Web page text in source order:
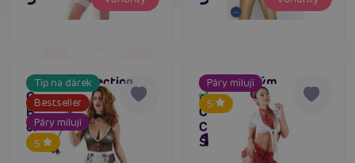
Tip na dárek
Bestseller
Páry milují
5
Cottelli Collection
Costumes Waitress
Body, kostýmek
číšnice černobílý s
mašlemi
Skladem
Páry milují
5
Sexy kostým
neposlušné školačky
Cottelli Collection
Costumes Schoolgirl
Set
Skladem
1 395 Kč